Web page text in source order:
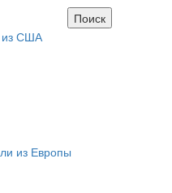
из США
из Европы